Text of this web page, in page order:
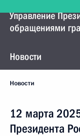
Управление
обращениями
Новости
Новости
12 марта
Президента